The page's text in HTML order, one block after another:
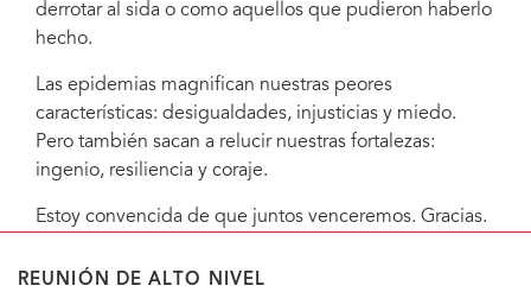
derrotar al sida o como aquellos que pudieron haberlo
hecho.
Las epidemias magnifican nuestras peores
características: desigualdades, injusticias y miedo.
Pero también sacan a relucir nuestras fortalezas:
ingenio, resiliencia y coraje.
Estoy convencida de que juntos venceremos. Gracias.
REUNIÓN DE ALTO NIVEL